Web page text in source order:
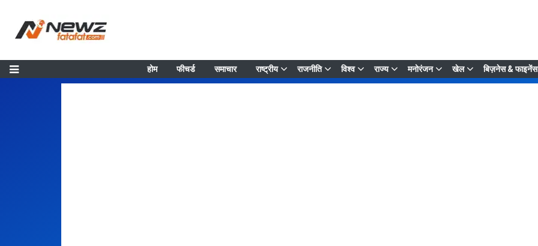
होम फीचर्ड समाचार राष्ट्रीय राजनीति विश्व राज्य मनोरंजन खेल बिज़नेस & फाइनेंस